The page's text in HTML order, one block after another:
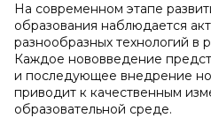
На современном этапе
образования наблюдается
разнообразных технологий в
Каждое нововведение
и последующее внедрение
приводит к качественным
образовательной среде.